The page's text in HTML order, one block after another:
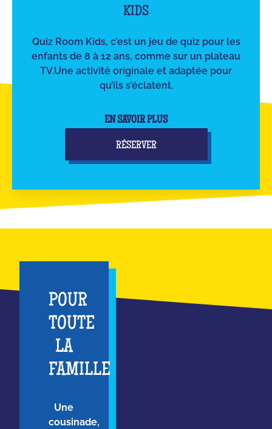
KIDS
Quiz Room Kids, c’est un jeu de quiz pour les
enfants de 8 à 12 ans, comme sur un plateau
TV.Une activité originale et adaptée pour
qu’ils s’éclatent.
EN SAVOIR PLUS
RÉSERVER
POUR
TOUTE
LA
FAMILLE
Une
cousinade,